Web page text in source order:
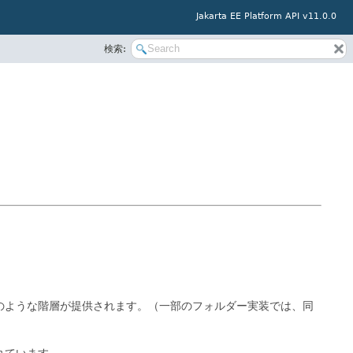
Jakarta EE Platform API v11.0.0
検索:
うな階層が提供されます。（一部のフォルダー実装では、同